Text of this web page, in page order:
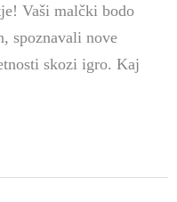
Vaši malčki bodo
spoznavali nove
skozi igro. Kaj